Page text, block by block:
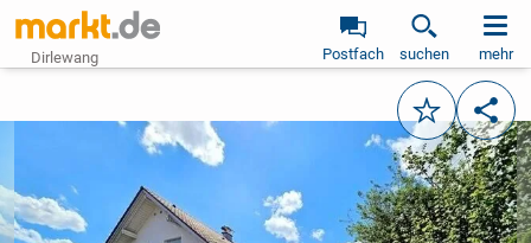
Dirlewang Postfach suchen mehr
Merken